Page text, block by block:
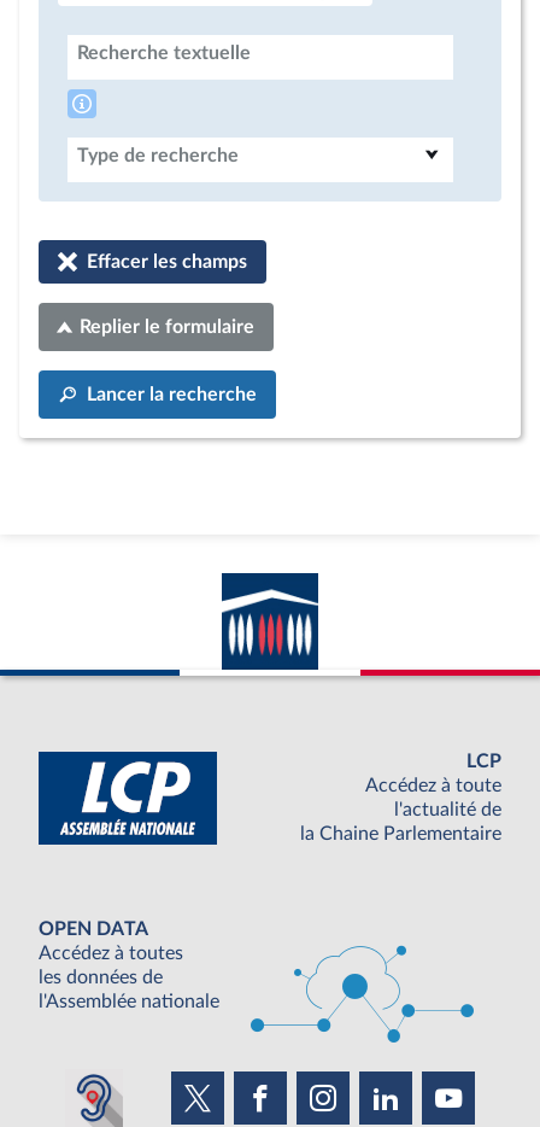
Recherche textuelle
Type de recherche
Effacer les champs
Replier le formulaire
Lancer la recherche
LCP
Accédez à toute
l'actualité de
la Chaine Parlementaire
OPEN DATA
Accédez à toutes
les données de
l'Assemblée nationale